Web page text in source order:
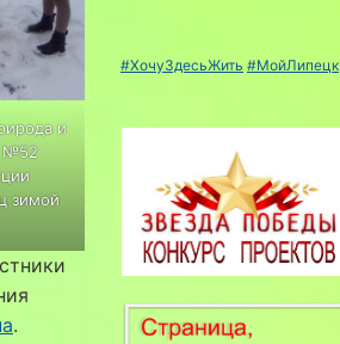
и
№52
зимой
.
#ХочуЗдесьЖить #МойЛипецк